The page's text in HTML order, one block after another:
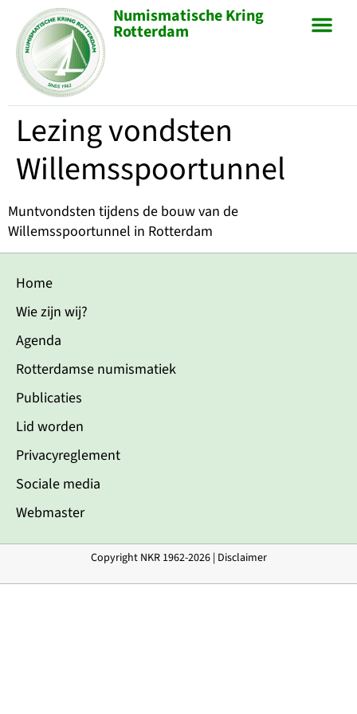
Numismatische Kring
Rotterdam
Lezing vondsten
Willemsspoortunnel
Muntvondsten tijdens de bouw van de
Willemsspoortunnel in Rotterdam
Home
Wie zijn wij?
Agenda
Rotterdamse numismatiek
Publicaties
Lid worden
Privacyreglement
Sociale media
Webmaster
Copyright NKR 1962-2026 | Disclaimer